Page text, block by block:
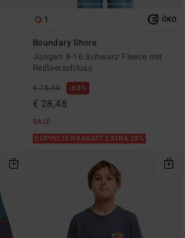
1 ÖKO
Boundary Shore
Jungen 8-16 Schwarz Fleece mit
Reißverschluss
€ 75,95 63%
€ 28,48
SALE
DOPPELTER RABATT EXTRA 25%